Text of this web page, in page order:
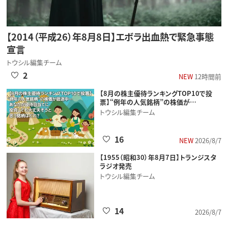
【2014（平成26）年8月8日】エボラ出血熱で緊急事態
宣言
トウシル編集チーム
NEW12時間前
2
【8月の株主優待ランキングTOP10で投
票】“例年の人気銘柄”の株価が…
トウシル編集チーム
NEW2026/8/7
16
【1955（昭和30）年8月7日】トランジスタ
ラジオ発売
トウシル編集チーム
2026/8/7
14